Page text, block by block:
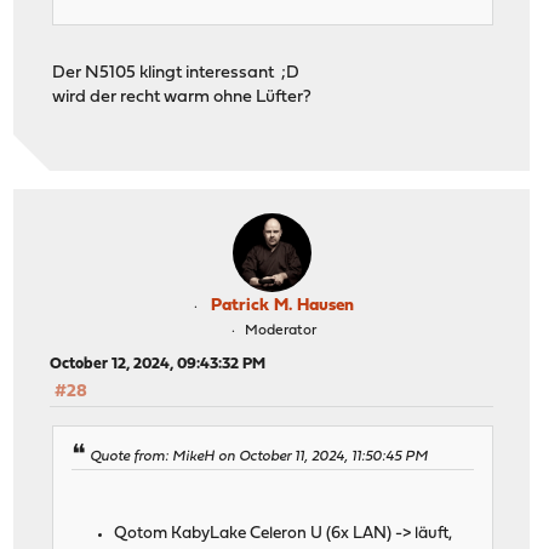
Der N5105 klingt interessant ;D
wird der recht warm ohne Lüfter?
Patrick M. Hausen
Moderator
October 12, 2024, 09:43:32 PM
#28
Quote from: MikeH on October 11, 2024, 11:50:45 PM
Qotom KabyLake Celeron U (6x LAN) -> läuft,